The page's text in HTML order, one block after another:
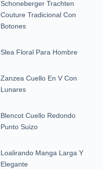
Schoneberger Trachten
Couture Tradicional Con
Botones
Slea Floral Para Hombre
Zanzea Cuello En V Con
Lunares
Blencot Cuello Redondo
Punto Suizo
Loalirando Manga Larga Y
Elegante